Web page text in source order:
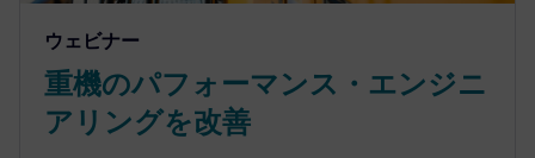
ウェビナー
重機のパフォーマンス・エンジニ
アリングを改善